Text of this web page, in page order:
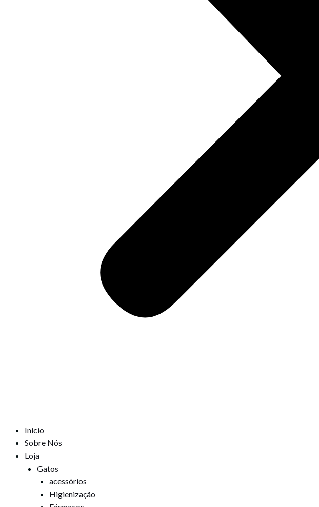
Início
Sobre Nós
Loja
Gatos
acessórios
Higienização